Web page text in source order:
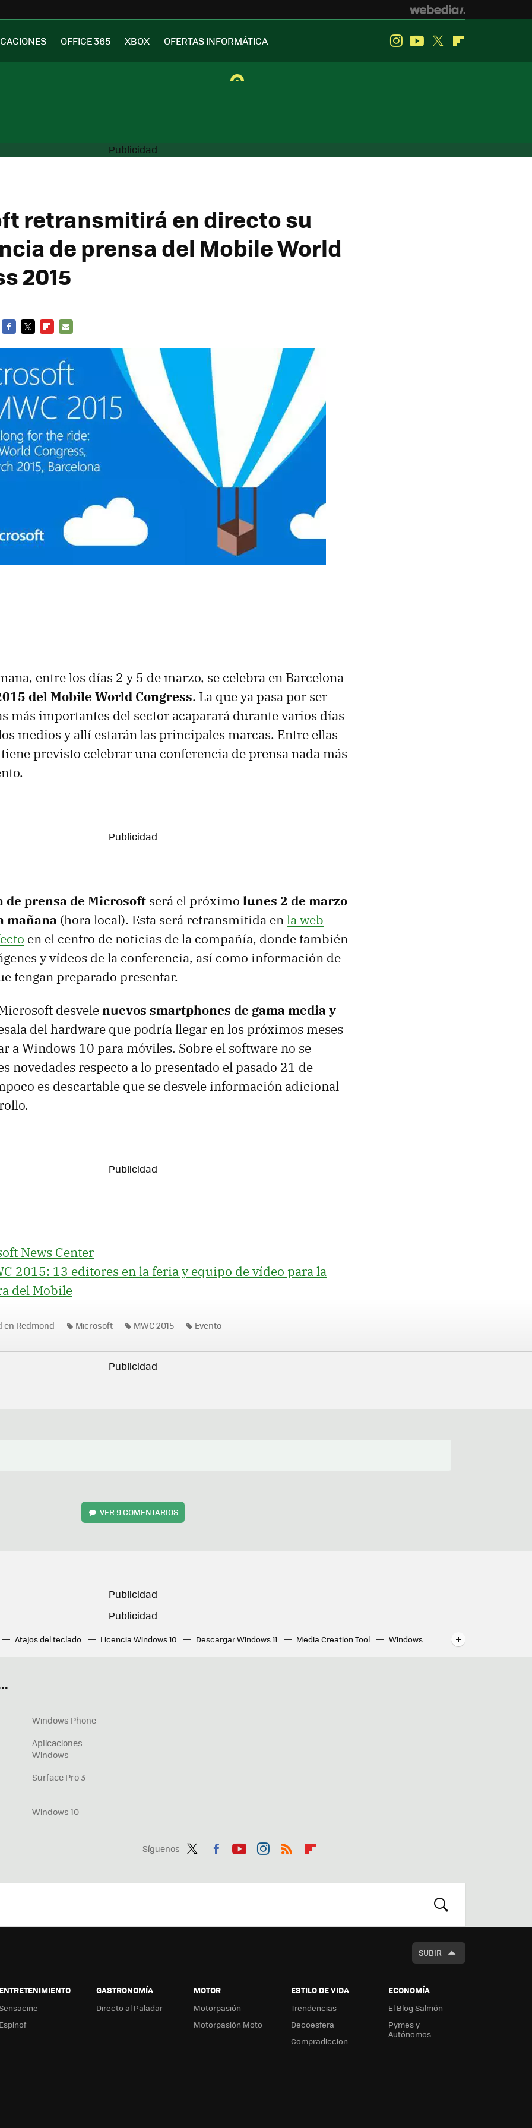
OFFICE 365 XBOX OFERTAS INFORMÁTICA InstagramYoutube
Twitter
retransmitirá en directo su
de prensa del Mobile World
2015
MAIL
entre los días 2 y 5 de marzo, se celebra en Barcelona
del Mobile World Congress. La que ya pasa por ser
más importantes del sector acaparará durante varios días
medios y allí estarán las principales marcas. Entre ellas
previsto celebrar una conferencia de prensa nada más
de prensa de Microsoft será el próximo lunes 2 de marzo
mañana (hora local). Esta será retransmitida enla web
en el centro de noticias de la compañía, donde también
y vídeos de la conferencia, así como información de
tengan preparado presentar.
desvelenuevos smartphones de gama media y
del hardware que podría llegar en los próximos meses
a Windows 10 para móviles. Sobre el software no se
novedades respecto a lo presentado el pasado 21 de
es descartable que se desvele información adicional
News Center
2015: 13 editores en la feria y equipo de vídeo para la
del Mobile
en Redmond Microsoft MWC 2015 Evento
VER 9 COMENTARIOS
Atajos del teclado Licencia Windows 10 Descargar Windows 11 Media Creation Tool
Windows
Síguenos
ter
ebo tub agr
boa
Windows Phone
Aplicaciones
Windows
Surface Pro 3
Windows 10
BUSCAR
SUBIR
ENTRETENIMIENTO
Espinof
GASTRONOMÍA
Directo al Paladar
MOTOR
Motorpasión
Motorpasión Moto
ESTILO DE VIDA
Trendencias
Decoesfera
Compradiccion
ECONOMÍA
El Blog Salmón
Pymes y
Autónomos